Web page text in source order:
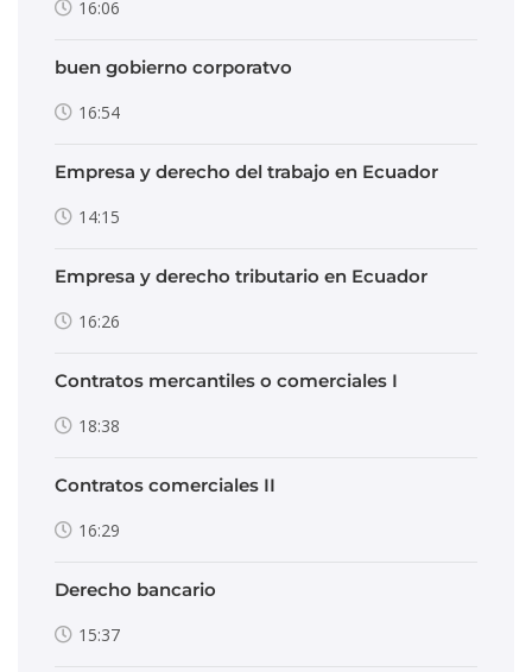
16:06
buen gobierno corporatvo
16:54
Empresa y derecho del trabajo en Ecuador
14:15
Empresa y derecho tributario en Ecuador
16:26
Contratos mercantiles o comerciales I
18:38
Contratos comerciales II
16:29
Derecho bancario
15:37